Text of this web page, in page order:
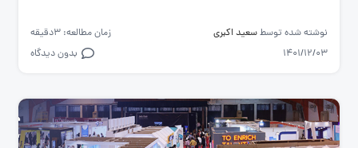
نوشته شده توسطسعید اکبری
زمان مطالعه: 3دقیقه
1401/12/03
بدون دیدگاه